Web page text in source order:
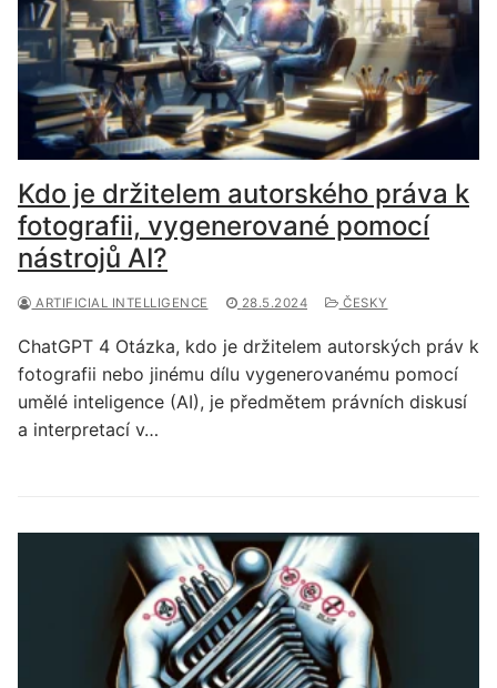
Kdo je držitelem autorského práva k
fotografii, vygenerované pomocí
nástrojů AI?
ARTIFICIAL INTELLIGENCE 28.5.2024 ČESKY
ChatGPT 4 Otázka, kdo je držitelem autorských práv k
fotografii nebo jinému dílu vygenerovanému pomocí
umělé inteligence (AI), je předmětem právních diskusí
a interpretací v…